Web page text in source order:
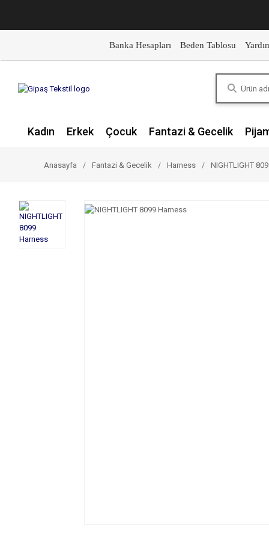
Banka Hesapları Beden Tablosu
Kadın Erkek Çocuk Fantazi & Gecelik
Anasayfa Fantazi & Gecelik Harness NIGHTLIGHT